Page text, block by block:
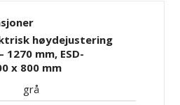
høydejustering
1270 mm, ESD-
x 800 mm
grå